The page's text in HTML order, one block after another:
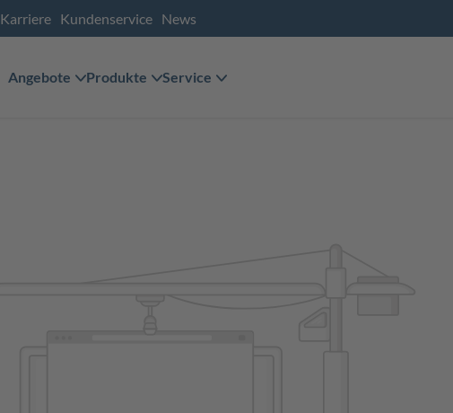
Karriere Kundenservice News
Angebote Produkte Service